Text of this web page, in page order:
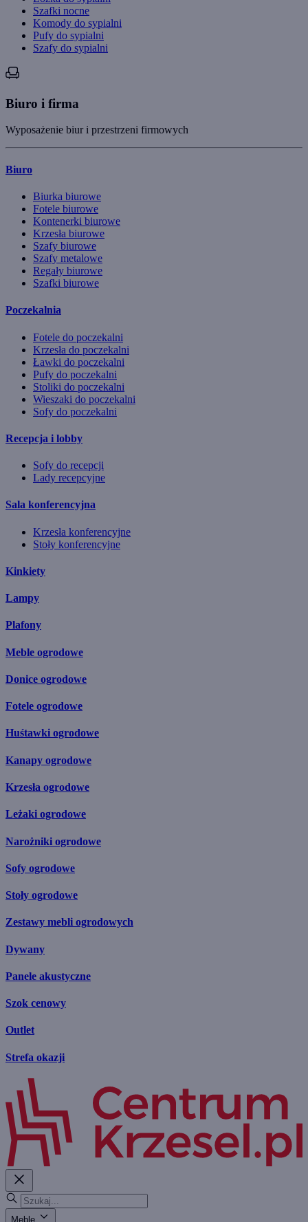
Szafki nocne
Komody do sypialni
Pufy do sypialni
Szafy do sypialni
Biuro i firma
Wyposażenie biur i przestrzeni firmowych
Biuro
Biurka biurowe
Fotele biurowe
Kontenerki biurowe
Krzesła biurowe
Szafy biurowe
Szafy metalowe
Regały biurowe
Szafki biurowe
Poczekalnia
Fotele do poczekalni
Krzesła do poczekalni
Ławki do poczekalni
Pufy do poczekalni
Stoliki do poczekalni
Wieszaki do poczekalni
Sofy do poczekalni
Recepcja i lobby
Sofy do recepcji
Lady recepcyjne
Sala konferencyjna
Krzesła konferencyjne
Stoły konferencyjne
Kinkiety
Lampy
Plafony
Meble ogrodowe
Donice ogrodowe
Fotele ogrodowe
Huśtawki ogrodowe
Kanapy ogrodowe
Krzesła ogrodowe
Leżaki ogrodowe
Narożniki ogrodowe
Sofy ogrodowe
Stoły ogrodowe
Zestawy mebli ogrodowych
Dywany
Panele akustyczne
Szok cenowy
Outlet
Strefa okazji
Meble